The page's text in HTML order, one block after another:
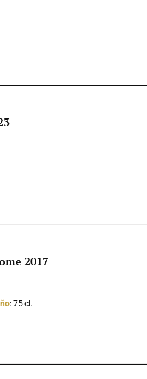
2017
: 75 cl.